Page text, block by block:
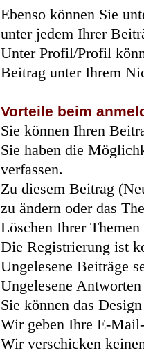
Ebenso können Sie
unter jedem Ihrer
Unter Profil/Profil
Beitrag unter Ihrem
Vorteile beim
Sie können Ihren
Sie haben die
verfassen.
Zu diesem Beitrag
zu ändern oder das
Löschen Ihrer
Die Registrierung ist
Ungelesene Beiträge
Ungelesene
Sie können das
Wir geben Ihre E-
Wir verschicken